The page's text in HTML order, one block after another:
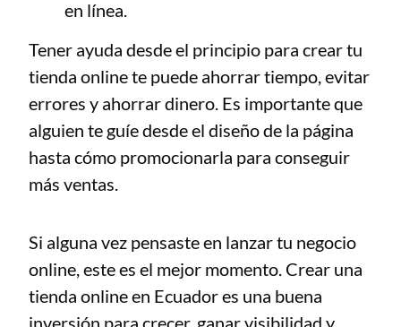
en línea.
Tener ayuda desde el principio para crear tu
tienda online te puede ahorrar tiempo, evitar
errores y ahorrar dinero. Es importante que
alguien te guíe desde el diseño de la página
hasta cómo promocionarla para conseguir
más ventas.
Si alguna vez pensaste en lanzar tu negocio
online, este es el mejor momento. Crear una
tienda online en Ecuador es una buena
inversión para crecer, ganar visibilidad y